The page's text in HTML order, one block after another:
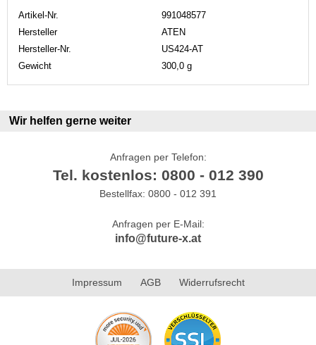
Artikel-Nr.
991048577
Hersteller
ATEN
Hersteller-Nr.
US424-AT
Gewicht
300,0 g
Wir helfen gerne weiter
Anfragen per Telefon:
Tel. kostenlos: 0800 - 012 390
Bestellfax: 0800 - 012 391
Anfragen per E-Mail:
info@future-x.at
Impressum AGB Widerrufsrecht